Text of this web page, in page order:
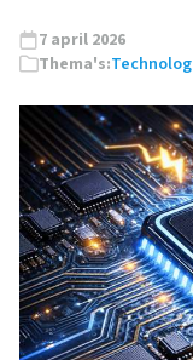
7 april 2026
Thema's: